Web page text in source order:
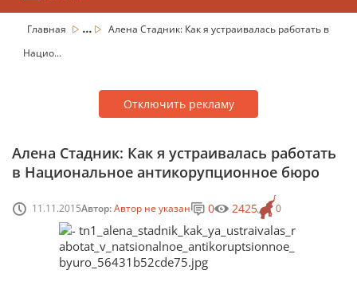
Главная ...
Алена Стадник: Как я устраивалась работать в
Нацио...
Отключить рекламу
Алена Стадник: Как я устраивалась работать
в Национальное антикорупционное бюро
11.11.2015Автор:Автор не указан 0
0 2425